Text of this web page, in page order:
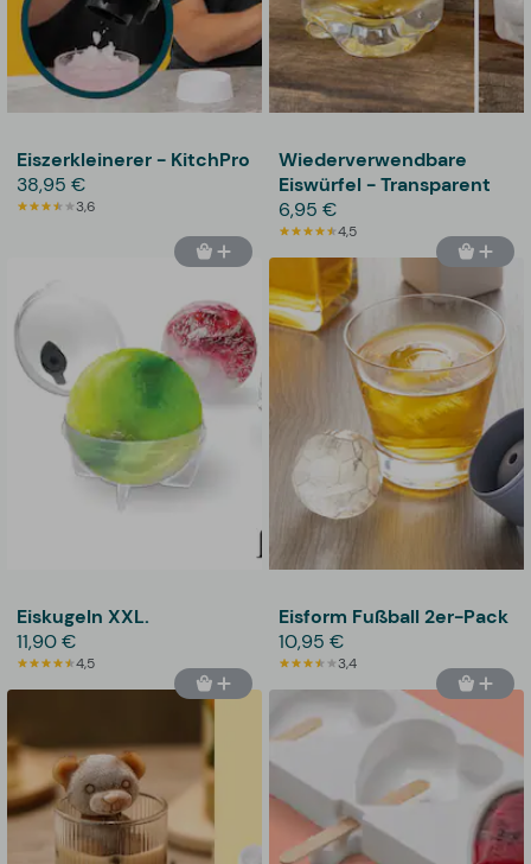
Eiszerkleinerer - KitchPro
38,95 €
3,6
Wiederverwendbare
Eiswürfel - Transparent
6,95 €
4,5
Eiskugeln XXL.
11,90 €
4,5
Eisform Fußball 2er-Pack
10,95 €
3,4